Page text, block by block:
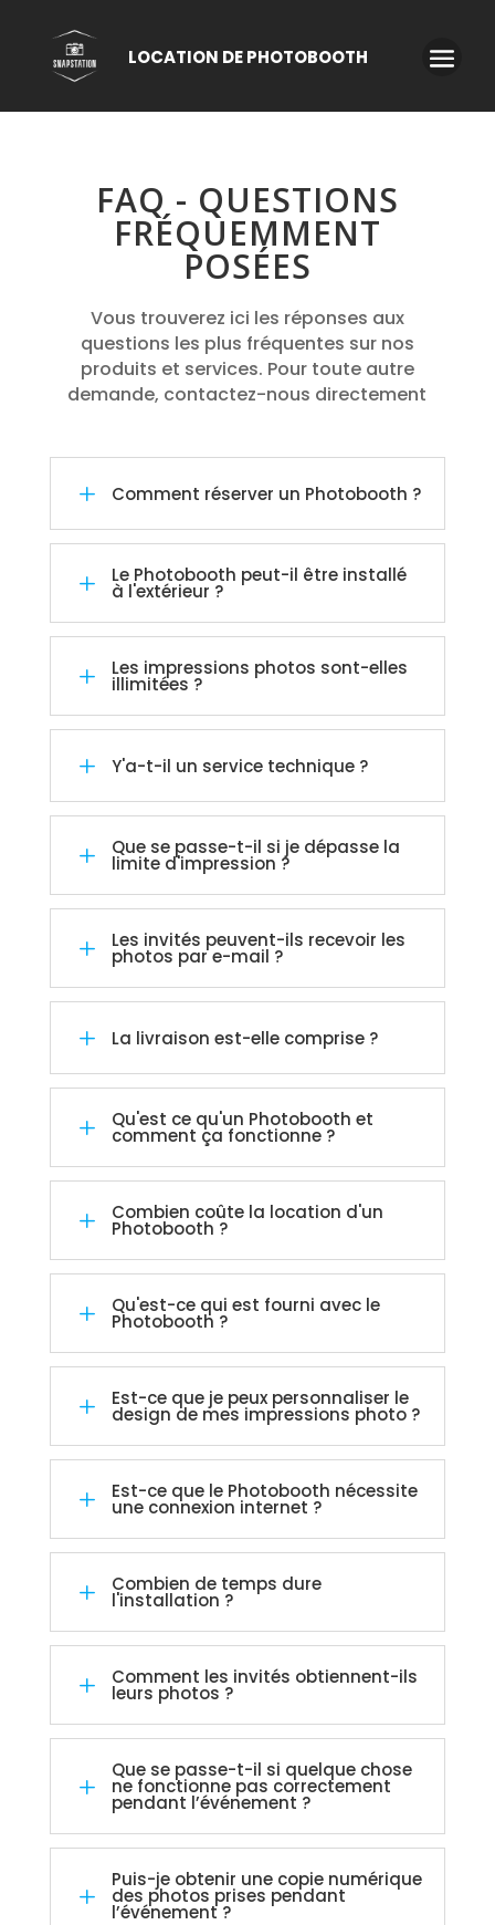
FAQ - QUESTIONS
FRÉQUEMMENT
POSÉES
Vous trouverez ici les réponses aux
questions les plus fréquentes sur nos
produits et services. Pour toute autre
demande, contactez-nous directement
L Comment réserver un Photobooth ?
L Le Photobooth peut-il être installé
à l'extérieur ?
L Les impressions photos sont-elles
illimitées ?
L Y'a-t-il un service technique ?
L Que se passe-t-il si je dépasse la
limite d'impression ?
L Les invités peuvent-ils recevoir les
photos par e-mail ?
L La livraison est-elle comprise ?
L Qu'est ce qu'un Photobooth et
comment ça fonctionne ?
L Combien coûte la location d'un
Photobooth ?
L Qu'est-ce qui est fourni avec le
Photobooth ?
L Est-ce que je peux personnaliser le
design de mes impressions photo ?
L Est-ce que le Photobooth nécessite
une connexion internet ?
L Combien de temps dure
l'installation ?
L Comment les invités obtiennent-ils
leurs photos ?
L
Que se passe-t-il si quelque chose
ne fonctionne pas correctement
pendant l’événement ?
L
Puis-je obtenir une copie numérique
des photos prises pendant
l’événement ?